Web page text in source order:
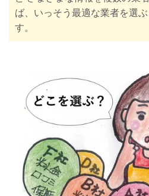
ば、いっそう最適な業者を選
す。